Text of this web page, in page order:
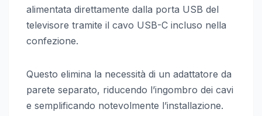
alimentata direttamente dalla porta USB del
televisore tramite il cavo USB-C incluso nella
confezione.
Questo elimina la necessità di un adattatore da
parete separato, riducendo l’ingombro dei cavi
e semplificando notevolmente l’installazione.